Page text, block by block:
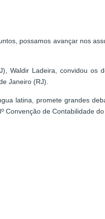
possamos avançar nos
Waldir Ladeira, convidou os
Janeiro (RJ).
latina, promete grandes
de Contabilidade